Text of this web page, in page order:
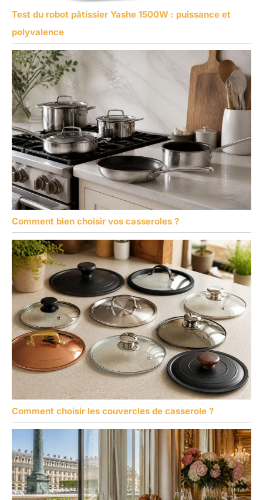
Test du robot pâtissier Yashe 1500W : puissance et
polyvalence
Comment bien choisir vos casseroles ?
Comment choisir les couvercles de casserole ?